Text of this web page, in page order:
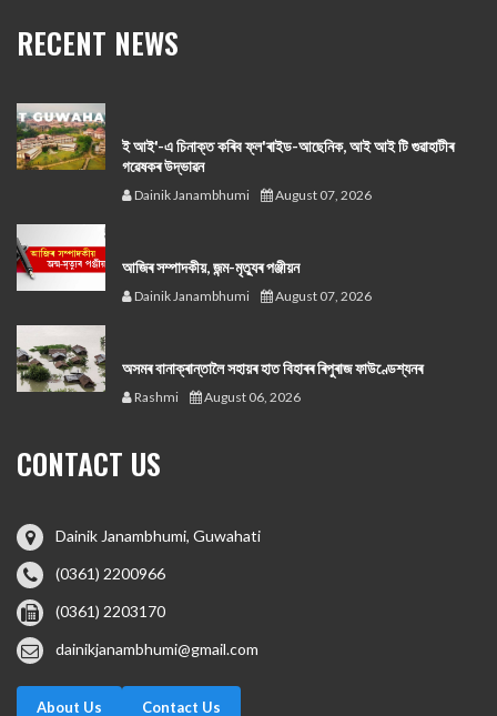
RECENT NEWS
ই আই'-এ চিনাক্ত কৰিব ফ্ল'ৰাইড-আছেনিক, আই আই টি গুৱাহাটীৰ
গৱেষকৰ উদ্ভাৱন
Dainik Janambhumi August 07, 2026
আজিৰ সম্পাদকীয়, জন্ম-মৃত্যুৰ পঞ্জীয়ন
Dainik Janambhumi August 07, 2026
অসমৰ বানাক্ৰান্তালৈ সহায়ৰ হাত বিহাৰৰ ৰিপুৰাজ ফাউণ্ডেশ্যনৰ
Rashmi August 06, 2026
CONTACT US
Dainik Janambhumi, Guwahati
(0361) 2200966
(0361) 2203170
dainikjanambhumi@gmail.com
About Us Contact Us